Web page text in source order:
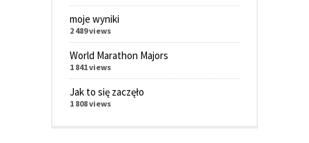
moje wyniki
2 489 views
World Marathon Majors
1 841 views
Jak to się zaczęło
1 808 views